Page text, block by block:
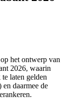
het ontwerp van
2026, waarin
laten gelden
daarmee de